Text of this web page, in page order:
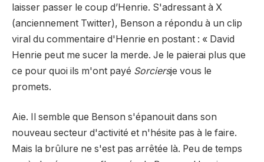
laisser passer le coup d’Henrie. S'adressant à X
(anciennement Twitter), Benson a répondu à un clip
viral du commentaire d'Henrie en postant : « David
Henrie peut me sucer la merde. Je le paierai plus que
ce pour quoi ils m'ont payé Sorciersje vous le
promets.
Aie. Il semble que Benson s'épanouit dans son
nouveau secteur d'activité et n'hésite pas à le faire.
Mais la brûlure ne s'est pas arrêtée là. Peu de temps